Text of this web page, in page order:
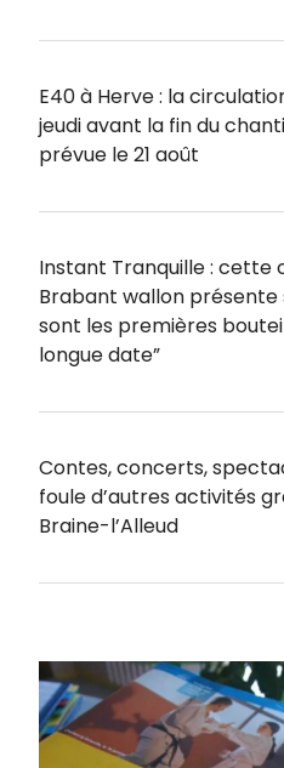
E40 à Herve : la
jeudi avant la fin du
prévue le 21 août
Instant Tranquille : cette
Brabant wallon présente
sont les premières
longue date”
Contes, concerts,
foule d’autres activités
Braine-l’Alleud